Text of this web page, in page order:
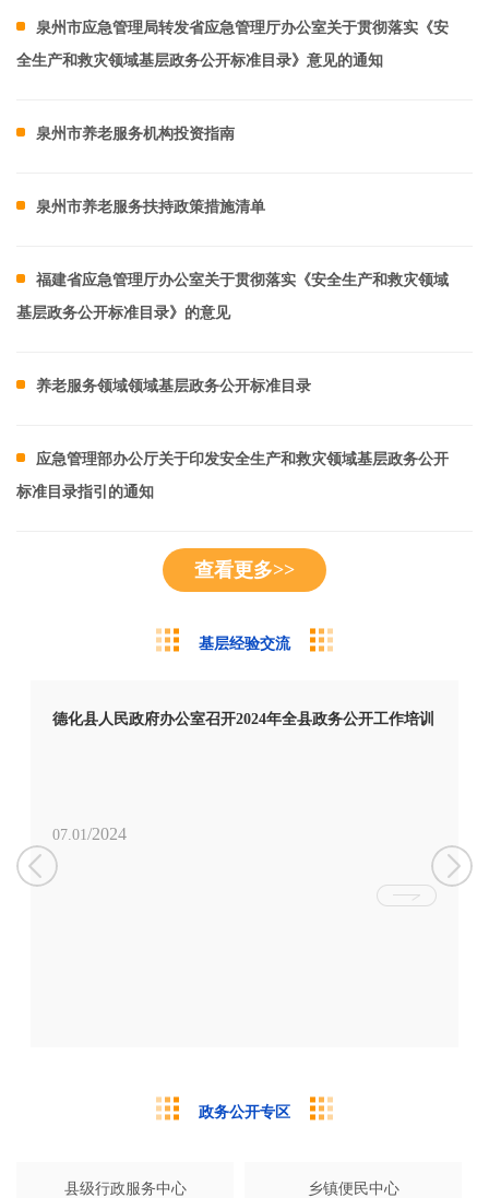
泉州市应急管理局转发省应急管理厅办公室关于贯彻落实《安
全生产和救灾领域基层政务公开标准目录》意见的通知
泉州市养老服务机构投资指南
泉州市养老服务扶持政策措施清单
福建省应急管理厅办公室关于贯彻落实《安全生产和救灾领域
基层政务公开标准目录》的意见
养老服务领域领域基层政务公开标准目录
应急管理部办公厅关于印发安全生产和救灾领域基层政务公开
标准目录指引的通知
查看更多>>
基层经验交流
德化县人民政府办公室召开2024年全县政务公开工作培训
07.01/2024
政务公开专区
县级行政服务中心 乡镇便民中心